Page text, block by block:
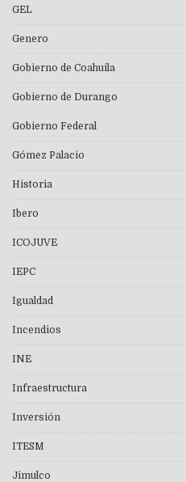
GEL
Genero
Gobierno de Coahuila
Gobierno de Durango
Gobierno Federal
Gómez Palacio
Historia
Ibero
ICOJUVE
IEPC
Igualdad
Incendios
INE
Infraestructura
Inversión
ITESM
Jimulco